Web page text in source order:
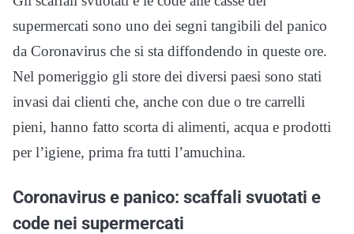
supermercati sono uno dei segni tangibili del panico
da Coronavirus che si sta diffondendo in queste ore.
Nel pomeriggio gli store dei diversi paesi sono stati
invasi dai clienti che, anche con due o tre carrelli
pieni, hanno fatto scorta di alimenti, acqua e prodotti
per l’igiene, prima fra tutti l’amuchina.
Coronavirus e panico: scaffali svuotati e
code nei supermercati